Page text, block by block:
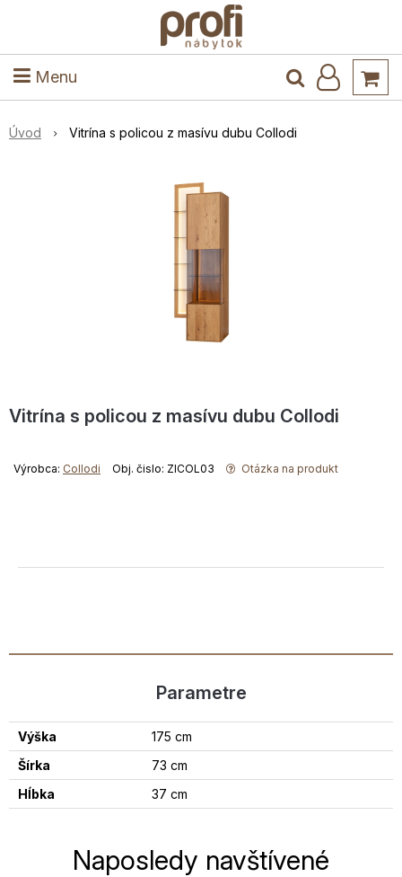
Menu
Kuchyňa a jedáleň
Úvod Vitrína s policou z masívu dubu Collodi
Vitrína s policou z masívu dubu Collodi
Výrobca: Collodi Obj. čislo: ZICOL03 Otázka na produkt
Parametre
Výška
175 cm
Šírka
73 cm
Hĺbka
37 cm
Naposledy navštívené